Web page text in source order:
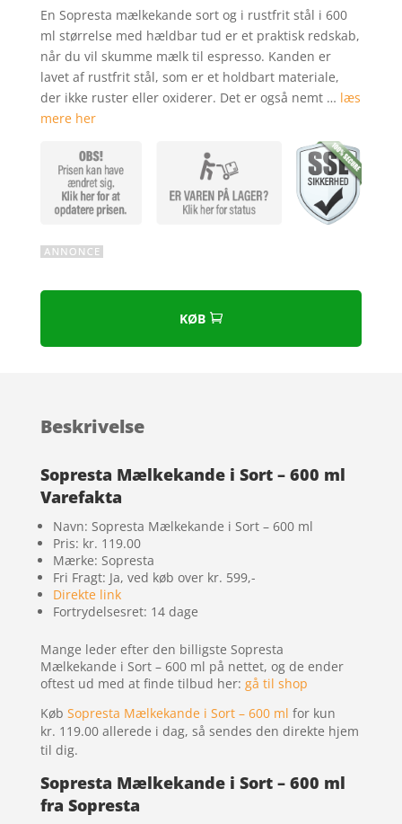
som4.2
ud af 5
baseret
på
kundebedø
mmelser
En Sopresta mælkekande sort og i rustfrit stål i 600
ml størrelse med hældbar tud er et praktisk redskab,
når du vil skumme mælk til espresso. Kanden er
lavet af rustfrit stål, som er et holdbart materiale,
der ikke ruster eller oxiderer. Det er også nemt … læs
mere her
KØB
Beskrivelse
Sopresta Mælkekande i Sort – 600 ml
Varefakta
Navn: Sopresta Mælkekande i Sort – 600 ml
Pris: kr. 119.00
Mærke: Sopresta
Fri Fragt: Ja, ved køb over kr. 599,-
Direkte link
Fortrydelsesret: 14 dage
Mange leder efter den billigste Sopresta
Mælkekande i Sort – 600 ml på nettet, og de ender
oftest ud med at finde tilbud her: gå til shop
Køb Sopresta Mælkekande i Sort – 600 ml for kun
kr. 119.00 allerede i dag, så sendes den direkte hjem
til dig.
Sopresta Mælkekande i Sort – 600 ml
fra Sopresta